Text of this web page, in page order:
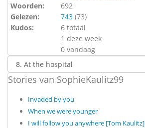
Woorden:
692
Gelezen:
743 (73)
Kudos:
6 totaal
1 deze week
0 vandaag
Stories van SophieKaulitz99
Invaded by you
When we were younger
I will follow you anywhere [Tom Kaulitz]